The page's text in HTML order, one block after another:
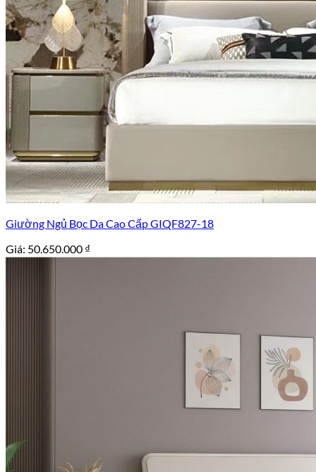
Giường Ngủ Bọc Da Cao Cấp GIQF827-18
Giá: 50.650.000 ₫